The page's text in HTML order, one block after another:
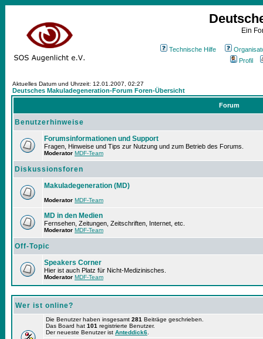
Ein
Technische Hilfe
Profil
Aktuelles Datum und Uhrzeit: 12.01.2007, 02:27
Deutsches Makuladegeneration-Forum Foren-Übersicht
Forum
Benutzerhinweise
Forumsinformationen und Support
Fragen, Hinweise und Tips zur Nutzung und zum Betrieb des Forums.
Moderator MDF-Team
Diskussionsforen
Makuladegeneration (MD)
Moderator MDF-Team
MD in den Medien
Fernsehen, Zeitungen, Zeitschriften, Internet, etc.
Moderator MDF-Team
Off-Topic
Speakers Corner
Hier ist auch Platz für Nicht-Medizinisches.
Moderator MDF-Team
Wer ist online?
Die Benutzer haben insgesamt 281 Beiträge geschrieben.
Das Board hat 101 registrierte Benutzer.
Der neueste Benutzer ist Anteddick6